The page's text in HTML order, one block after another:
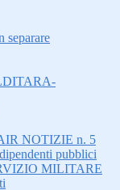
separare
NOTIZIE n. 5
pubblici
MILITARE